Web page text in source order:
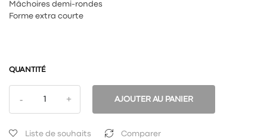
Mâchoires demi-rondes
Forme extra courte
QUANTITÉ
AJOUTER AU PANIER
Liste de souhaits Comparer